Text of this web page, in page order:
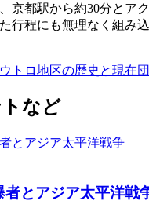
京都駅から約30分とア
行程にも無理なく組み
トロ地区の歴史と現在
など
者とアジア太平洋戦